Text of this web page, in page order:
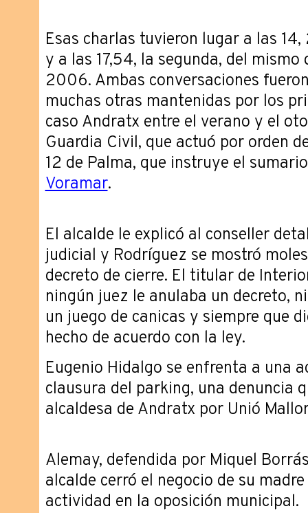
Esas charlas tuvieron lugar a las
y a las 17,54, la segunda, del mismo
2006. Ambas conversaciones
muchas otras mantenidas por los
caso Andratx entre el verano y el
Guardia Civil, que actuó por orden
12 de Palma, que instruye el
Voramar.
El alcalde le explicó al conseller
judicial y Rodríguez se mostró
decreto de cierre. El titular de
ningún juez le anulaba un decreto,
un juego de canicas y siempre que
hecho de acuerdo con la ley.
Eugenio Hidalgo se enfrenta a una
clausura del parking, una denuncia
alcaldesa de Andratx por Unió
Alemay, defendida por Miquel
alcalde cerró el negocio de su
actividad en la oposición municipal.